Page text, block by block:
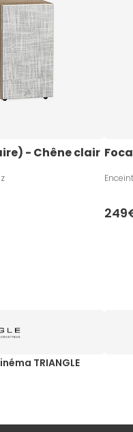
- Chêne clair
TRIANGLE